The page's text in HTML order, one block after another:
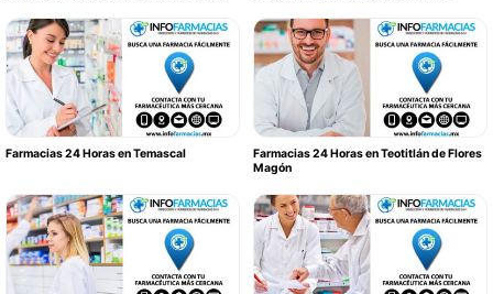
Farmacias 24 Horas en Temascal
Farmacias 24 Horas en Teotitlán de Flores
Magón